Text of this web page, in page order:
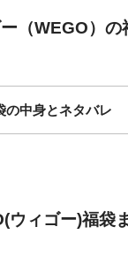
33,000円
円程度
（WEGO）の
の中身とネタバレ
袋
ウィゴー)福袋